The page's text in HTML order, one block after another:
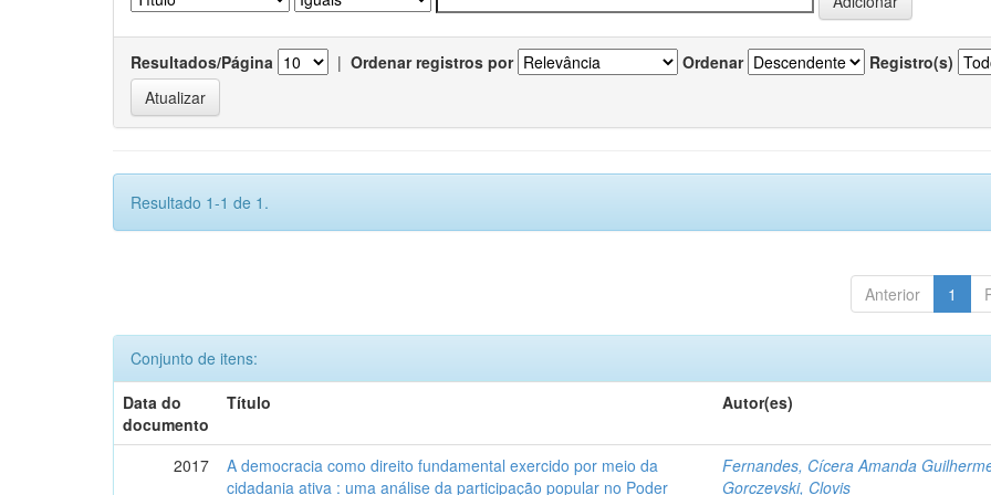
Resultados/Página | Ordenar registros por Ordenar Registro(s)
Resultado 1-1 de 1.
Anterior 1
Conjunto de itens:
Data do
documento
Título Autor(es)
2017
A democracia como direito fundamental exercido por meio da
cidadania ativa : uma análise da participação popular no Poder
Fernandes, Cícera Amanda
Gorczevski, Clovis